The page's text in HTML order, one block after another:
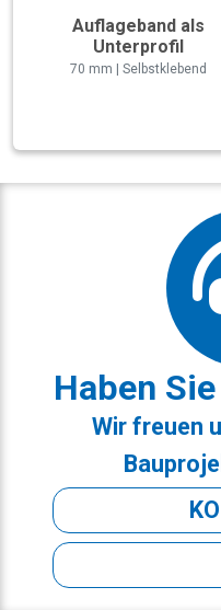
Auflageband als
Unterprofil
70 mm | Selbstklebend
Haben
Wir freuen